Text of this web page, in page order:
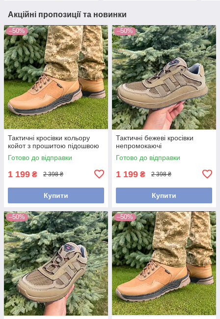
Акційні пропозиції та новинки
–50%
Тактичні кросівки кольору
койот з прошитою підошвою
Готово до відправки
1 199 ₴ 2 398 ₴
Купити
–50%
Тактичні бежеві кросівки
непромокаючі
Готово до відправки
1 199 ₴ 2 398 ₴
Купити
–50% –50%